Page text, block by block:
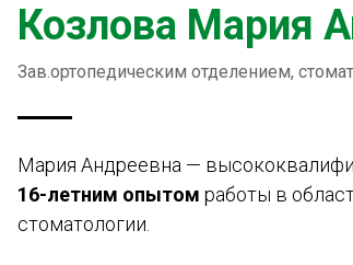
Козлова Мария
Зав.ортопедическим отделением,
Мария Андреевна —
16-летним опытом работы в
стоматологии.